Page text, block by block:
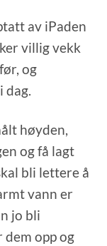
av iPaden
villig vekk
og
dag.
høyden,
og få lagt
bli lettere å
vann er
jo bli
opp og